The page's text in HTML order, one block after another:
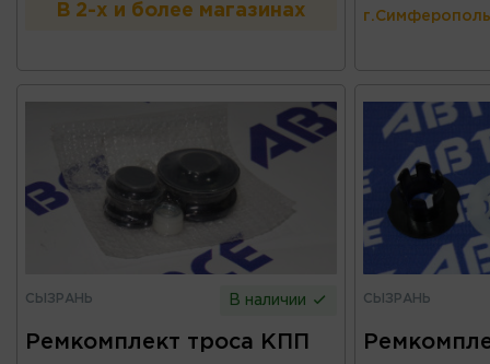
В 2-х и более магазинах
СЫЗРАНЬ В наличии
Ремкомплект троса КПП
СЫЗРАНЬ